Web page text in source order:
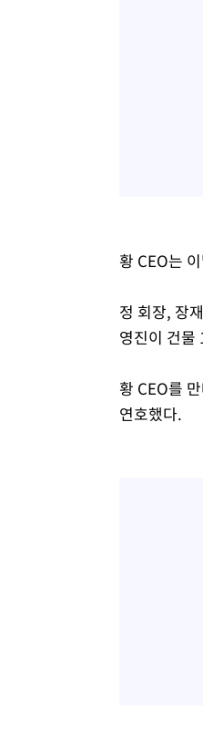
황 CEO는
정 회장, 장
영진이 건물
황 CEO를
연호했다.